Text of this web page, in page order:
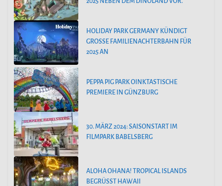
HOLIDAY PARK GERMANY KÜNDIGT
GROSSE FAMILIENACHTERBAHN FÜR 2
025 AN
PEPPA PIG PARK OINKTASTISCHE
PREMIERE IN GÜNZBURG
30. MÄRZ 2024: SAISONSTART IM
FILMPARK BABELSBERG
ALOHA OHANA! TROPICAL ISLANDS
BEGRÜSST HAWAII